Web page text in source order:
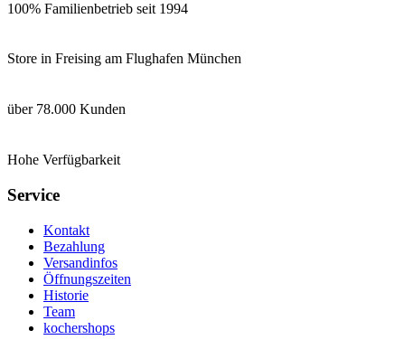
100% Familienbetrieb seit 1994
Store in Freising am Flughafen München
über 78.000 Kunden
Hohe Verfügbarkeit
Service
Kontakt
Bezahlung
Versandinfos
Öffnungszeiten
Historie
Team
kochershops